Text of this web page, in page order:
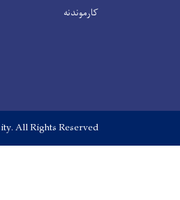
کارموندنه
All Rights Reserved